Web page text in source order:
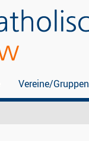
Vereine/Gruppen